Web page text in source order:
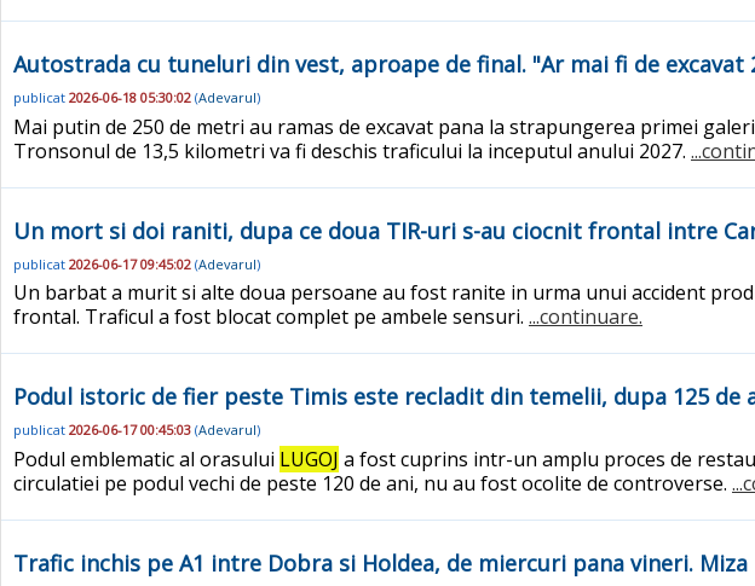
Autostrada cu tuneluri din vest, aproape de final. "Ar mai fi de
publicat 2026-06-18 05:30:02 (Adevarul)
Mai putin de 250 de metri au ramas de excavat pana la strapungerea primei
Tronsonul de 13,5 kilometri va fi deschis traficului la inceputul anului 2027.
Un mort si doi raniti, dupa ce doua TIR-uri s-au ciocnit frontal intre
publicat 2026-06-17 09:45:02 (Adevarul)
Un barbat a murit si alte doua persoane au fost ranite in urma unui accident
frontal. Traficul a fost blocat complet pe ambele sensuri. ...continuare.
Podul istoric de fier peste Timis este recladit din temelii, dupa 125 de
publicat 2026-06-17 00:45:03 (Adevarul)
Podul emblematic al orasului LUGOJ a fost cuprins intr-un amplu proces de
circulatiei pe podul vechi de peste 120 de ani, nu au fost ocolite de controverse.
Trafic inchis pe A1 intre Dobra si Holdea, de miercuri pana vineri.